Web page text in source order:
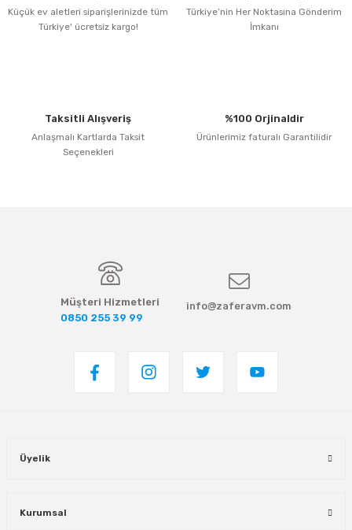
Küçük ev aletleri siparişlerinizde tüm
Türkiye' ücretsiz kargo!
Türkiye’nin Her Noktasına Gönderim
İmkanı
Taksitli Alışveriş
Anlaşmalı Kartlarda Taksit
Seçenekleri
%100 Orjinaldir
Ürünlerimiz faturalı Garantilidir
Müşteri Hizmetleri
0850 255 39 99
info@zaferavm.com
Üyelik
Kurumsal